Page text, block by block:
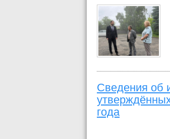
Сведения об
года